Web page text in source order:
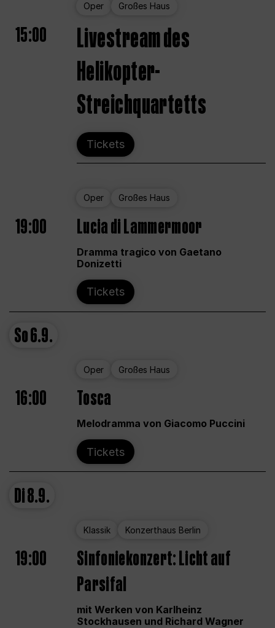
Oper Großes Haus
15:00
Livestream des
Helikopter-
Streichquartetts
Tickets
Oper Großes Haus
19:00 Lucia di Lammermoor
Dramma tragico von Gaetano
Donizetti
Tickets
So6.9.
Oper Großes Haus
16:00 Tosca
Melodramma von Giacomo Puccini
Tickets
Di8.9.
Klassik Konzerthaus Berlin
19:00
Sinfoniekonzert: Licht auf
Parsifal
mit Werken von Karlheinz
Stockhausen und Richard Wagner